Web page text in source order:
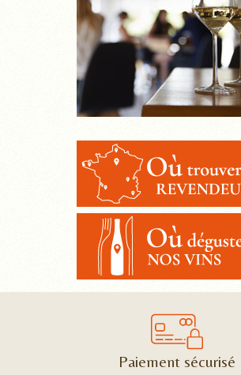
Paiement sécurisé